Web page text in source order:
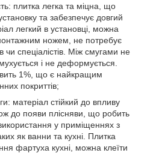
плитка легка та міцна, що
та забезпечує довгий
легкий в установці, можна
ножем, не потребує
чи спеціалістів. Між смугами не
і не деформується.
1%, що є найкращим
покриттів;
матеріал стійкий до впливу
до появи плісняви, що робить
у приміщеннях з
як ванни та кухні. Плитка
фартуха кухні, можна клеїти